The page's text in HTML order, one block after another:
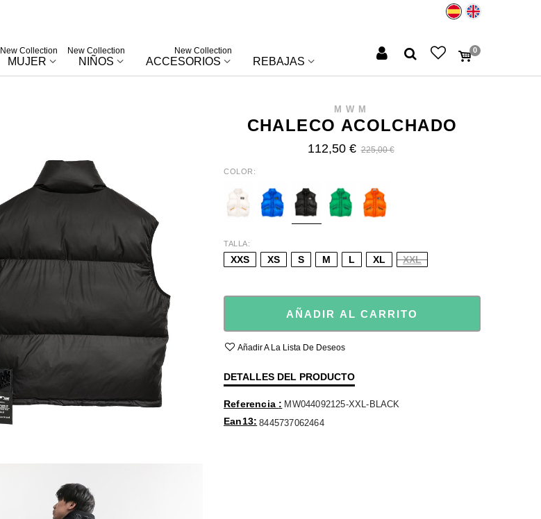
MUJER
New Collection
NIÑOS
New Collection
ACCESORIOS
New Collection
REBAJAS
0
MWM
CHALECO ACOLCHADO
112,50 € 225,00 €
COLOR
GREEN ORANGE
TALLA
XXS XS S M L XL XXL
AÑADIR AL CARRITO
Añadir A La Lista De Deseos
DETALLES DEL PRODUCTO
Referencia MW044092125-XXL-BLACK
Ean13 8445737062464